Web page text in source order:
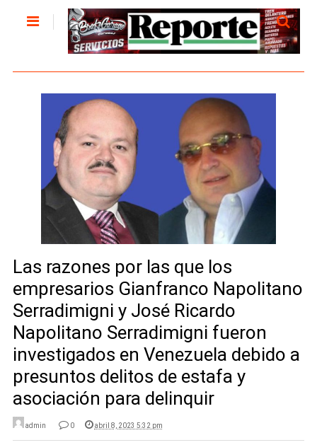
Las razones por las que los
empresarios Gianfranco Napolitano
Serradimigni y José Ricardo
Napolitano Serradimigni fueron
investigados en Venezuela debido a
presuntos delitos de estafa y
asociación para delinquir
admin 0 abril 8, 2023 5:32 pm